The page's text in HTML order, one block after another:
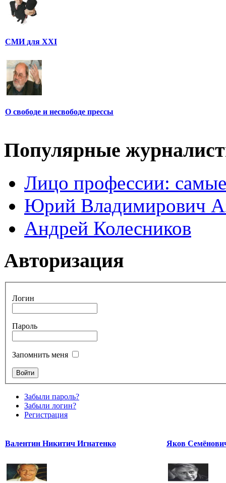
СМИ для XXI
О свободе и несвободе прессы
Популярные
Лицо профессии:
Юрий Владимирович
Андрей Колесников
Авторизация
Логин
Пароль
Запомнить меня
Забыли пароль?
Забыли логин?
Регистрация
Валентин Никитич Игнатенко Яков